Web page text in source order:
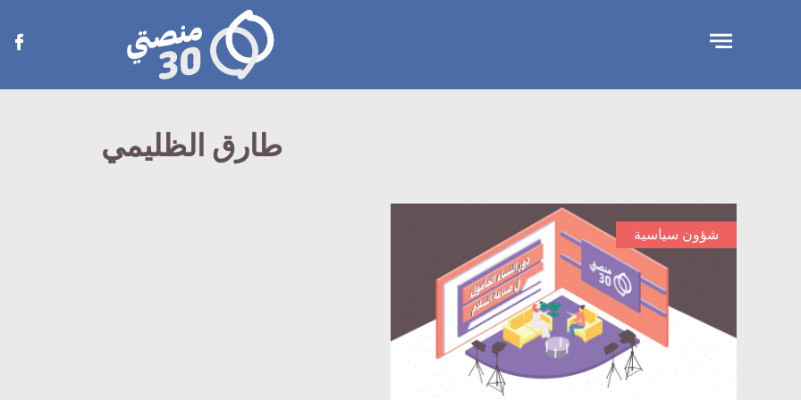
منصتي
30
طارق الظليمي
شؤون سياسية